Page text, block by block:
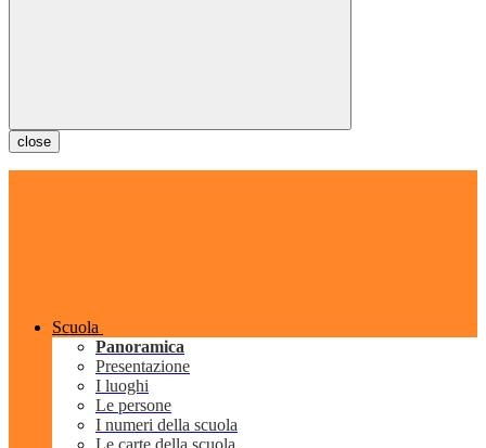
close
Scuola
Panoramica
Presentazione
I luoghi
Le persone
I numeri della scuola